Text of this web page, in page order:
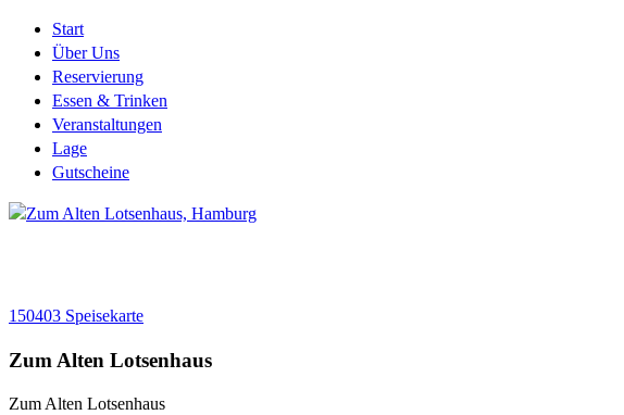
Start
Über Uns
Reservierung
Essen & Trinken
Veranstaltungen
Lage
Gutscheine
150403 Speisekarte
Zum Alten Lotsenhaus
Zum Alten Lotsenhaus